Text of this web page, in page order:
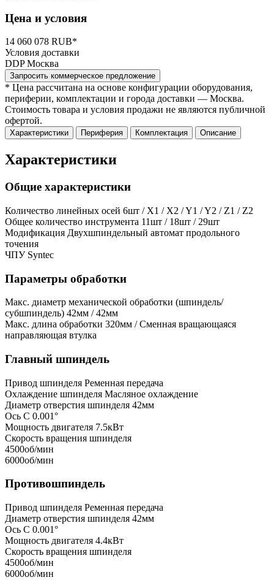
Цена и условия
14 060 078 RUB*
Условия доставки
DDP Москва
Запросить коммерческое предложение
* Цена рассчитана на основе конфигурации оборудования,
периферии, комплектации и города доставки — Москва.
Стоимость товара и условия продажи не являются публичной
офертой.
Характеристики Периферия Комплектация Описание
Характеристики
Общие характеристики
Количество линейных осей 6шт / X1 / X2 / Y1 / Y2 / Z1 / Z2
Общее количество инструмента 11шт / 18шт / 29шт
Модификация Двухшпиндельный автомат продольного
точения
ЧПУ Syntec
Параметры обработки
Макс. диаметр механической обработки (шпиндель/
субшпиндель) 42мм / 42мм
Макс. длина обработки 320мм / Сменная вращающаяся
направляющая втулка
Главный шпиндель
Привод шпинделя Ременная передача
Охлаждение шпинделя Масляное охлаждение
Диаметр отверстия шпинделя 42мм
Ось C 0.001°
Мощность двигателя 7.5кВт
Скорость вращения шпинделя
4500об/мин
6000об/мин
Противошпиндель
Привод шпинделя Ременная передача
Диаметр отверстия шпинделя 42мм
Ось C 0.001°
Мощность двигателя 4.4кВт
Скорость вращения шпинделя
4500об/мин
6000об/мин